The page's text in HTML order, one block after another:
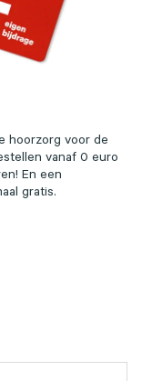
hoorzorg voor de
vanaf 0 euro
En een
gratis.